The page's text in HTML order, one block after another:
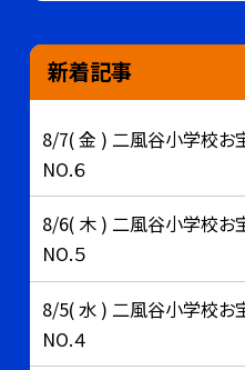
新着記事
8/7( 金 ) 二風谷小学校お
NO.６
8/6( 木 ) 二風谷小学校お
NO.５
8/5( 水 ) 二風谷小学校お
NO.４